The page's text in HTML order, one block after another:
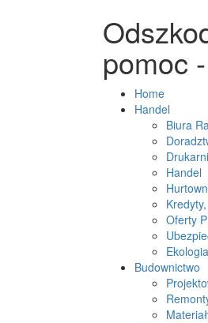
pomoc
Home
Handel
Biura
Handel
Oferty
Ekologia
Budownictwo